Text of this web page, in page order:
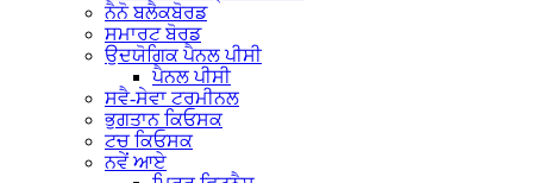
ਨੈਨੋ ਬਲੈਕਬੋਰਡ
ਸਮਾਰਟ ਬੋਰਡ
ਉਦਯੋਗਿਕ ਪੈਨਲ ਪੀਸੀ
ਪੈਨਲ ਪੀਸੀ
ਸਵੈ-ਸੇਵਾ ਟਰਮੀਨਲ
ਭੁਗਤਾਨ ਕਿਓਸਕ
ਟਚ ਕਿਓਸਕ
ਨਵੇਂ ਆਏ